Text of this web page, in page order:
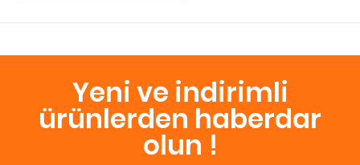
Yeni ve indirimli
ürünlerden haberdar
olun !